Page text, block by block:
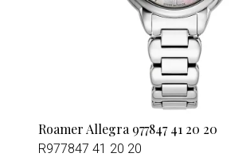
Roamer Allegra 977847 41 20 20
R977847 41 20 20